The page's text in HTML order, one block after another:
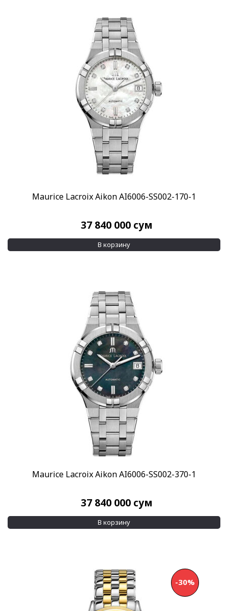
Maurice Lacroix Aikon AI6006-SS002-170-1
37 840 000 сум
В корзину
Maurice Lacroix Aikon AI6006-SS002-370-1
37 840 000 сум
В корзину
-30%